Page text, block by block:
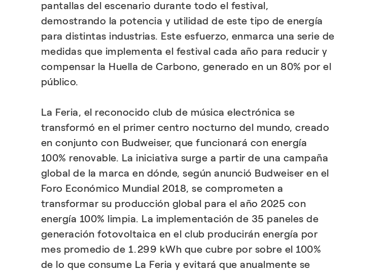
pantallas del escenario durante todo el festival,
demostrando la potencia y utilidad de este tipo de energía
para distintas industrias. Este esfuerzo, enmarca una serie de
medidas que implementa el festival cada año para reducir y
compensar la Huella de Carbono, generado en un 80% por el
público.
La Feria, el reconocido club de música electrónica se
transformó en el primer centro nocturno del mundo, creado
en conjunto con Budweiser, que funcionará con energía
100% renovable. La iniciativa surge a partir de una campaña
global de la marca en dónde, según anunció Budweiser en el
Foro Económico Mundial 2018, se comprometen a
transformar su producción global para el año 2025 con
energía 100% limpia. La implementación de 35 paneles de
generación fotovoltaica en el club producirán energía por
mes promedio de 1.299 kWh que cubre por sobre el 100%
de lo que consume La Feria y evitará que anualmente se